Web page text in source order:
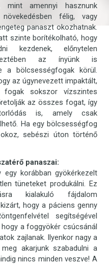
mint amennyi hasznunk
félig, vagy
panaszt okozhatnak.
szinte borítékolható, hogy
kezdenek, előnytelen
az ínyünk is
a bölcsességfogak körül.
az úgynevezett impaktált,
sokszor vízszintes
az összes fogat, így
is, amely csak
Ha egy bölcsességfog
sebészi úton történő
panaszai:
egy korábban gyökérkezelt
tüneteket produkálni. Ez
kialakuló fájdalom
hogy a páciens genny
segítségével
a foggyökér csúcsánál
zajlanak. Ilyenkor nagy a
akarjunk szabadulni a
nincs minden veszve! A